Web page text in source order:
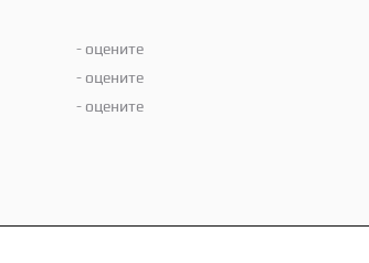
- оцените
- оцените
- оцените